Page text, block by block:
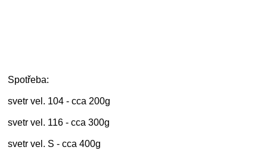
Spotřeba:
svetr vel. 104 - cca 200g
svetr vel. 116 - cca 300g
svetr vel. S - cca 400g